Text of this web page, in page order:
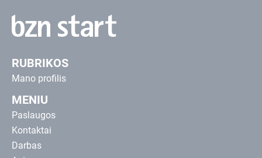
RUBRIKOS
Mano profilis
MENIU
Paslaugos
Kontaktai
Darbas